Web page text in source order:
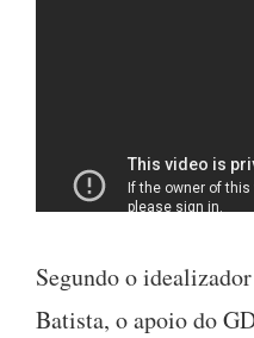
Segundo o
Batista, o apoio do